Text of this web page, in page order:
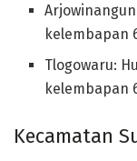
kelembapan
Tlogowaru:
kelembapan
Kecamatan